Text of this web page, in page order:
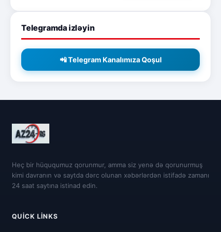
Telegramda izləyin
📲 Telegram Kanalımıza Qoşul
Heç bir hüququmuz qorunmur, amma siz yenə də qorunurmuş
kimi davranın və saytda dərc olunan xəbərlərdən istifadə zamanı
24 saat saytına istinad edin.
QUICK LINKS